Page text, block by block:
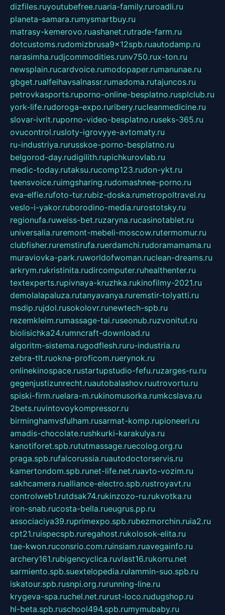
dizfiles.ruyoutubefree.ruaria-family.ruroadli.ru
planeta-samara.rumysmartbuy.ru
matrasy-kemerovo.ruashanet.rutrade-farm.ru
dotcustoms.rudomizbrusa9x12spb.ruautodamp.ru
narasimha.rudjcommodities.runv750.rux-ton.ru
newsplain.rucardvoice.rumodopaper.rumanunae.ru
gbget.rualfeihavsalnassr.rumadoma.rutajuncos.ru
petrovkasports.ruporno-online-besplatno.rusplclub.ru
york-life.rudoroga-expo.ruribery.rucleanmedicine.ru
slovar-ivrit.ruporno-video-besplatno.ruseks-365.ru
ovucontrol.rusloty-igrovyye-avtomaty.ru
ru-industriya.rurusskoe-porno-besplatno.ru
belgorod-day.rudigilith.rupichkurovlab.ru
medic-today.rutaksu.rucomp123.rudon-ykt.ru
teensvoice.ruimgsharing.rudomashnee-porno.ru
eva-elfie.rufoto-tur.rubiz-doska.rumetropoltravel.ru
veslo-i-yakor.ruborodino-media.rurostotsky.ru
regionufa.ruweiss-bet.ruzaryna.rucasinotablet.ru
universalia.ruremont-mebeli-moscow.rutermomur.ru
clubfisher.ruremstirufa.ruerdamchi.rudoramamama.ru
muraviovka-park.ruworldofwoman.ruclean-dreams.ru
arkrym.rukristinita.rudircomputer.ruhealthenter.ru
textexperts.rupivnaya-kruzhka.rukinofilmy-2021.ru
demolalapaluza.rutanyavanya.ruremstir-tolyatti.ru
msdip.rujdol.rusokolovr.runewtech-spb.ru
rezemkleim.rumassage-tai.ruseonub.ruzvonitut.ru
biolisichka24.rumncraft-download.ru
algoritm-sistema.rugodflesh.ruru-industria.ru
zebra-tlt.ruokna-proficom.ruerynok.ru
onlinekinospace.rustartupstudio-fefu.ruzarges-ru.ru
gegenjustizunrecht.ruautobalashov.ruutrovortu.ru
spiski-firm.ruelara-m.rukinomusorka.rumkcslava.ru
2bets.ruvintovoykompressor.ru
birminghamvsfulham.rusarmat-komp.rupioneeri.ru
amadis-chocolate.rushkurki-karakulya.ru
kanotiforet.spb.rututmassage.ruecolog.org.ru
praga.spb.rufalcorussia.ruautodoctorservis.ru
kamertondom.spb.runet-life.net.ruavto-vozim.ru
sakhcamera.rualliance-electro.spb.rustroyavt.ru
controlweb1.rutdsak74.rukinzozo-ru.rukvotka.ru
iron-snab.rucosta-bella.rueugrus.pp.ru
associaciya39.ruprimexpo.spb.rubezmorchin.ruia2.ru
cpt21.ruispecspb.ruregahost.rukolosok-elita.ru
tae-kwon.ruconsrio.com.ruinsiam.ruavegainfo.ru
archery161.rubigencyclica.ruvlast16.rukorru.net
sarmiento.spb.suextelopedia.rulammin-suo.spb.ru
iskatour.spb.rusnpi.org.rurunning-line.ru
krygeva-spa.ruchel.net.rurust-loco.rudugshop.ru
hl-beta.spb.ruschool494.spb.rumymubaby.ru